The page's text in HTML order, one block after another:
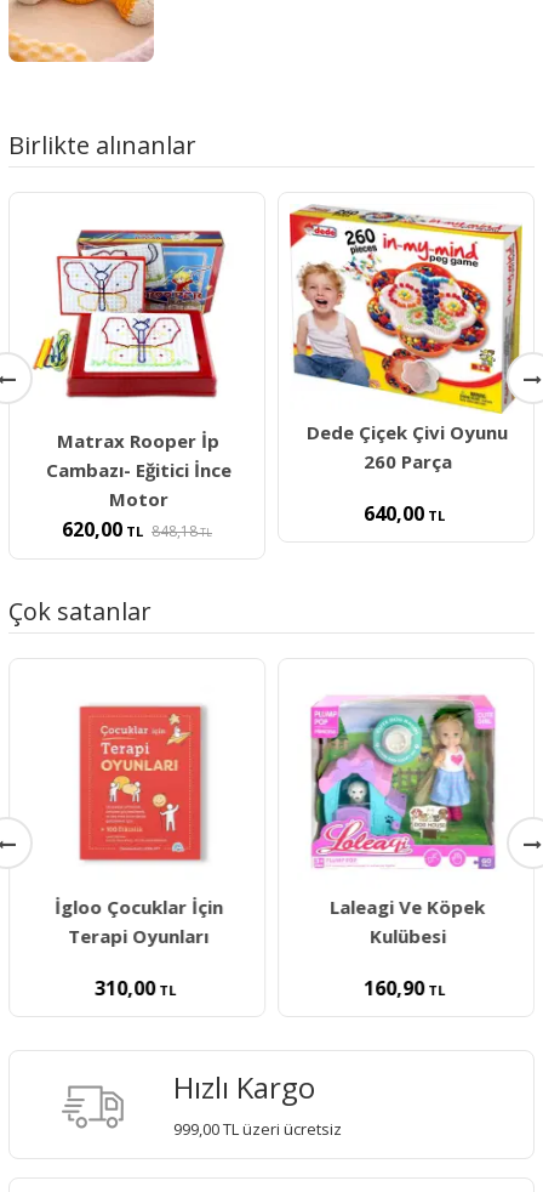
Birlikte alınanlar
Matrax Rooper İp
Cambazı- Eğitici İnce
Motor
620,00 TL 848,18TL
Dede Çiçek Çivi Oyunu
260 Parça
640,00 TL
Çok satanlar
İgloo Çocuklar İçin
Terapi Oyunları
310,00TL
Laleagi Ve Köpek
Kulübesi
160,90TL
Hızlı Kargo
999,00 TL üzeri ücretsiz